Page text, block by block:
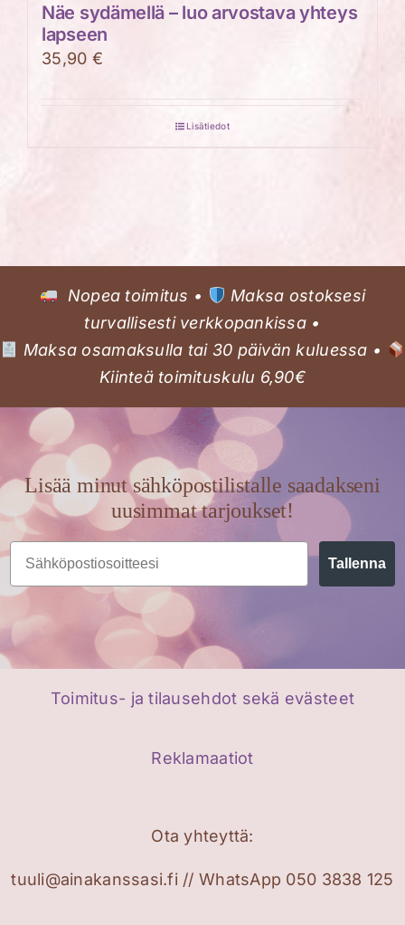
Näe sydämellä – luo arvostava yhteys
lapseen
35,90 €
Lisätiedot
Nopea toimitus •
Maksa ostoksesi
turvallisesti verkkopankissa •
Maksa osamaksulla tai 30 päivän kuluessa •
Kiinteä toimituskulu 6,90€
Lisää minut sähköpostilistalle saadakseni
uusimmat tarjoukset!
Email
Tallenna
Toimitus- ja tilausehdot sekä evästeet
Reklamaatiot
Ota yhteyttä:
tuuli@ainakanssasi.fi // WhatsApp 050 3838 125